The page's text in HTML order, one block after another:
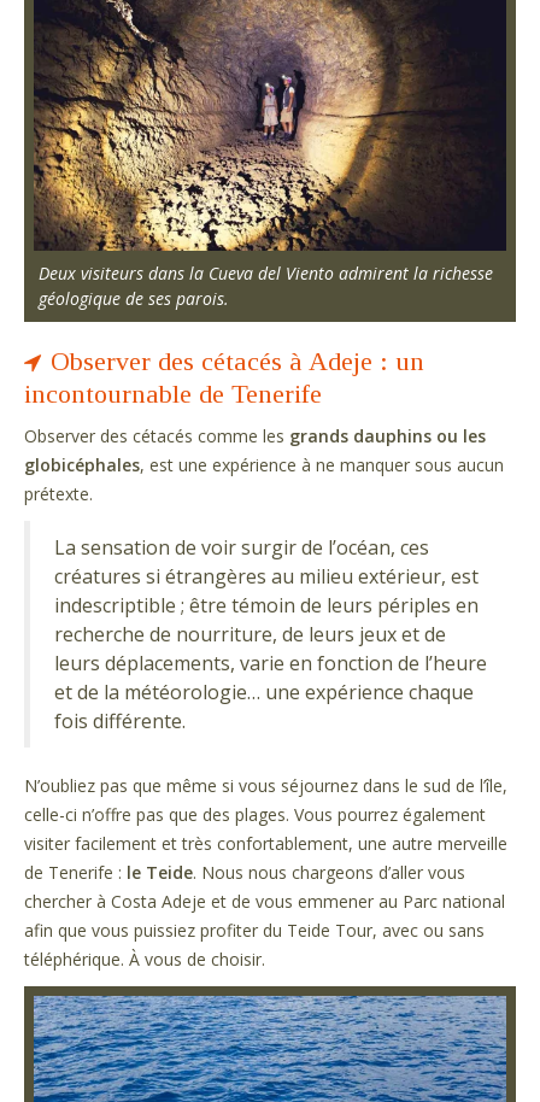
Deux visiteurs dans la Cueva del Viento admirent la richesse
géologique de ses parois.
Observer des cétacés à Adeje : un
incontournable de Tenerife
Observer des cétacés comme les grands dauphins ou les
globicéphales, est une expérience à ne manquer sous aucun
prétexte.
La sensation de voir surgir de l’océan, ces
créatures si étrangères au milieu extérieur, est
indescriptible ; être témoin de leurs périples en
recherche de nourriture, de leurs jeux et de
leurs déplacements, varie en fonction de l’heure
et de la météorologie… une expérience chaque
fois différente.
N’oubliez pas que même si vous séjournez dans le sud de l’île,
celle-ci n’offre pas que des plages. Vous pourrez également
visiter facilement et très confortablement, une autre merveille
de Tenerife : le Teide. Nous nous chargeons d’aller vous
chercher à Costa Adeje et de vous emmener au Parc national
afin que vous puissiez profiter du Teide Tour, avec ou sans
téléphérique. À vous de choisir.